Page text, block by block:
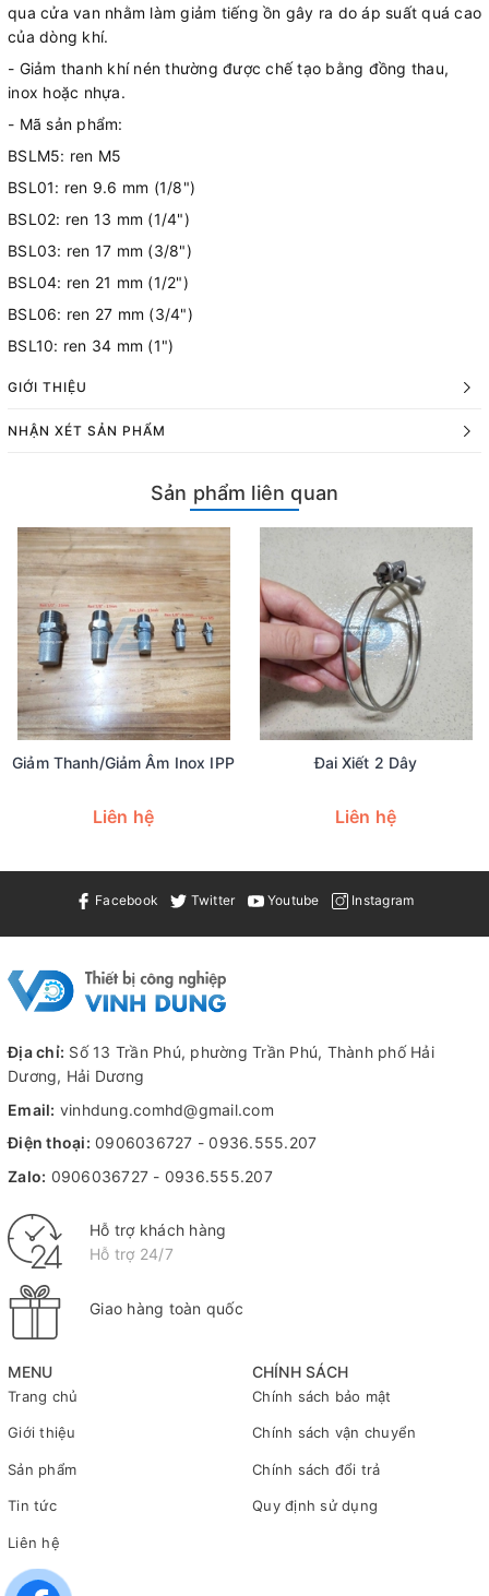
qua cửa van nhằm làm giảm tiếng ồn gây ra do áp suất quá cao
của dòng khí.
- Giảm thanh khí nén thường được chế tạo bằng đồng thau,
inox hoặc nhựa.
- Mã sản phẩm:
BSLM5: ren M5
BSL01: ren 9.6 mm (1/8")
BSL02: ren 13 mm (1/4")
BSL03: ren 17 mm (3/8")
BSL04: ren 21 mm (1/2")
BSL06: ren 27 mm (3/4")
BSL10: ren 34 mm (1")
GIỚI THIỆU
NHẬN XÉT SẢN PHẨM
Sản phẩm liên quan
Giảm Thanh/giảm Âm Inox IPP
Liên hệ
Đai Xiết 2 Dây
Liên hệ
Facebook Twitter Youtube Instagram
MENU
Trang chủ
Giới thiệu
Sản phẩm
Tin tức
Liên hệ
CHÍNH SÁCH
Chính sách bảo mật
Chính sách vận chuyển
Chính sách đổi trả
Quy định sử dụng
Địa chỉ: Số 13 Trần Phú, phường Trần Phú, Thành phố Hải
Dương, Hải Dương
Email: vinhdung.comhd@gmail.com
Điện thoại: 0906036727 -0936.555.207
Zalo: 0906036727 - 0936.555.207
Hỗ trợ khách hàng
Hỗ trợ 24/7
Giao hàng toàn quốc